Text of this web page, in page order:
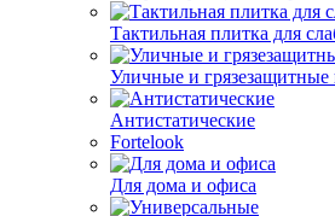
Тактильная плитка для
Уличные и грязезащитные
Антистатические
Fortelook
Для дома и офиса